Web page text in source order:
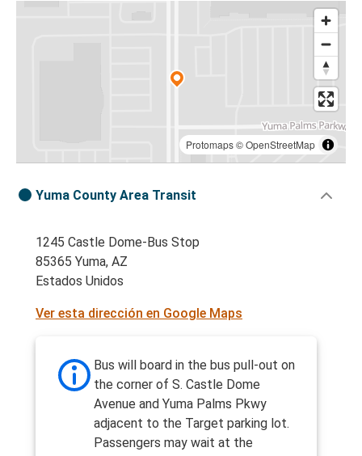
Protomaps©OpenStreetMap
Yuma County Area Transit
1245 Castle Dome-Bus Stop
85365 Yuma, AZ
Estados Unidos
Ver esta dirección en Google Maps
Bus will board in the bus pull-out on
the corner of S. Castle Dome
Avenue and Yuma Palms Pkwy
adjacent to the Target parking lot.
Passengers may wait at the